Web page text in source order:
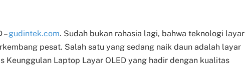
–gudintek.com. Sudah bukan rahasia lagi, bahwa teknologi layar
pesat. Salah satu yang sedang naik daun adalah layar
Keunggulan Laptop Layar OLED yang hadir dengan kualitas